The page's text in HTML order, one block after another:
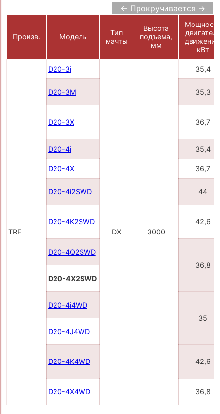
← Прокручивается →
Произв. Модель
Тип
мачты
Высота
подъема,
мм
кВт
TRF
D20-3i
DX 3000
35,4
D20-3M 35,3
D20-3X 36,7
D20-4i 35,4
D20-4X 36,7
D20-4i2SWD 44
D20-4K2SWD 42,6
D20-4Q2SWD
36,8
D20-4X2SWD
D20-4i4WD
35
D20-4J4WD
D20-4K4WD 42,6
D20-4X4WD 36,8